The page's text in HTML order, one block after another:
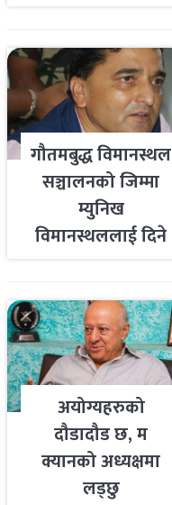
गौतमबुद्ध विमानस्थल
सञ्चालनको जिम्मा
म्युनिख
विमानस्थललाई दिने
अयोग्यहरुको
दौडादौड छ, म
क्यानको अध्यक्षमा
लड्छु